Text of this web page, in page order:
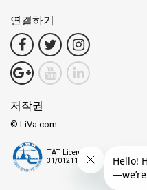
연결하기
저작권
© LiVa.com
TAT License
31/01211